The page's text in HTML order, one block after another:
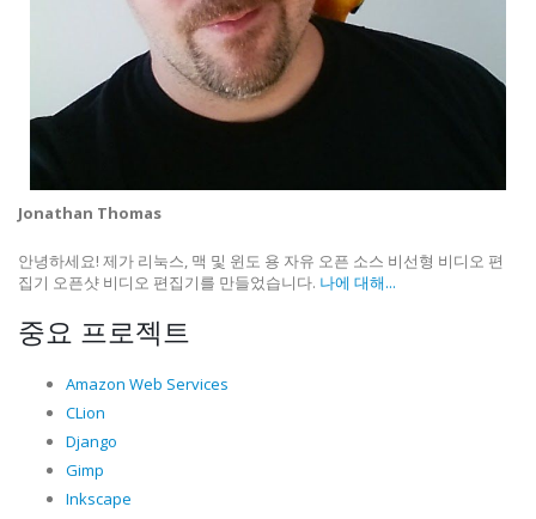
Jonathan Thomas
안녕하세요! 제가 리눅스, 맥 및 윈도 용 자유 오픈 소스 비선형 비디오 편
집기 오픈샷 비디오 편집기를 만들었습니다. 나에 대해...
중요 프로젝트
Amazon Web Services
CLion
Django
Gimp
Inkscape